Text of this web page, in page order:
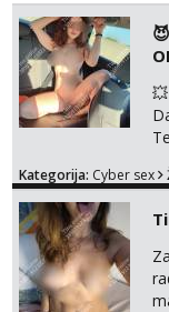
Kategorija: Cyber sex